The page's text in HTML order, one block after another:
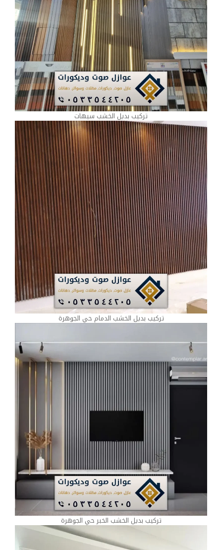
تركيب بديل الخشب سيهات
تركيب بديل الخشب الدمام حي الجوهرة
تركيب بديل الخشب الخبر حي الجوهرة